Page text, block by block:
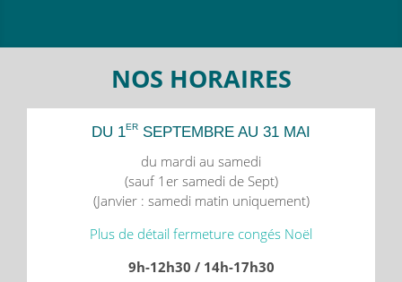
NOS HORAIRES
DU 1ER SEPTEMBRE AU 31 MAI
du mardi au samedi
(sauf 1er samedi de Sept)
(Janvier : samedi matin uniquement)
Plus de détail fermeture congés Noël
9h-12h30 / 14h-17h30